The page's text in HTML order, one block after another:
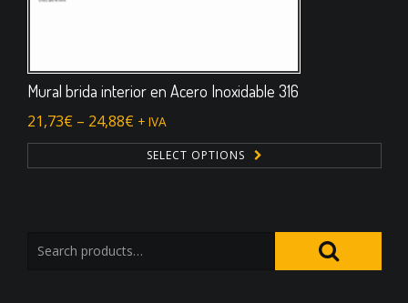
Mural brida interior en Acero Inoxidable 316
21,73€ – 24,88€ + IVA
SELECT OPTIONS